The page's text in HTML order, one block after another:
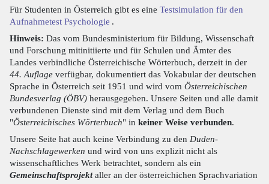
Für Studenten in Österreich gibt es eine Testsimulation für den
Aufnahmetest Psychologie .
Hinweis: Das vom Bundesministerium für Bildung, Wissenschaft
und Forschung mitinitiierte und für Schulen und Ämter des
Landes verbindliche Österreichische Wörterbuch, derzeit in der
44. Auflage verfügbar, dokumentiert das Vokabular der deutschen
Sprache in Österreich seit 1951 und wird vom Österreichischen
Bundesverlag (ÖBV) herausgegeben. Unsere Seiten und alle damit
verbundenen Dienste sind mit dem Verlag und dem Buch
"Österreichisches Wörterbuch" in keiner Weise verbunden.
Unsere Seite hat auch keine Verbindung zu den Duden-
Nachschlagewerken und wird von uns explizit nicht als
wissenschaftliches Werk betrachtet, sondern als ein
Gemeinschaftsprojektaller an der österreichichen Sprachvariation